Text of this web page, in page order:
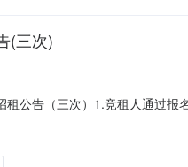
(三次)
租公告（三次）1.竞租人通过
人需按照要求进行竞租，通
书签订